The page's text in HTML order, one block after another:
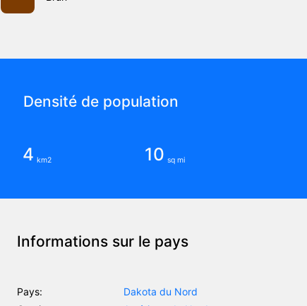
Densité de population
4 km2 10 sq mi
Informations sur le pays
Pays:
Dakota du Nord